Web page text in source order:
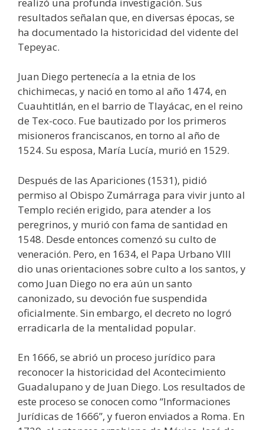
resultados señalan que, en diversas épocas, se
ha documentado la historicidad del vidente del
Tepeyac.
Juan Diego pertenecía a la etnia de los
chichimecas, y nació en tomo al año 1474, en
Cuauhtitlán, en el barrio de Tlayácac, en el reino
de Tex-coco. Fue bautizado por los primeros
misioneros franciscanos, en torno al año de
1524. Su esposa, María Lucía, murió en 1529.
Después de las Apariciones (1531), pidió
permiso al Obispo Zumárraga para vivir junto al
Templo recién erigido, para atender a los
peregrinos, y murió con fama de santidad en
1548. Desde entonces comenzó su culto de
veneración. Pero, en 1634, el Papa Urbano VIII
dio unas orientaciones sobre culto a los santos, y
como Juan Diego no era aún un santo
canonizado, su devoción fue suspendida
oficialmente. Sin embargo, el decreto no logró
erradicarla de la mentalidad popular.
En 1666, se abrió un proceso jurídico para
reconocer la historicidad del Acontecimiento
Guadalupano y de Juan Diego. Los resultados de
este proceso se conocen como “Informaciones
Jurídicas de 1666”, y fueron enviados a Roma. En